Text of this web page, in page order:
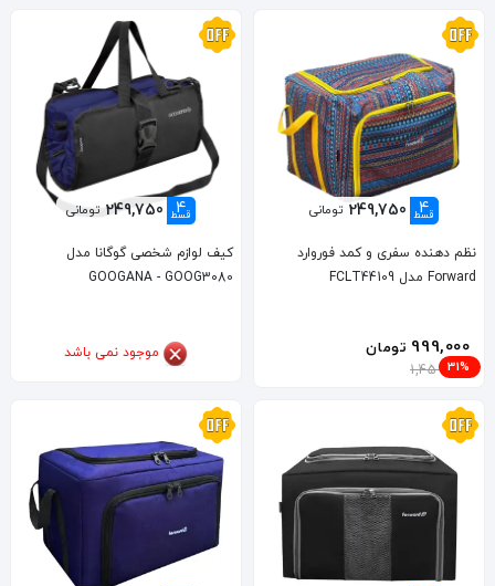
4
قسط 249,750 تومانی
نظم دهنده سفری و کمد فوروارد
Forward مدل FCLT44109
999,000 تومان
1,459,000
31%
4
قسط 249,750 تومانی
کیف لوازم شخصی گوگانا مدل
GOOGANA - GOOG3080
موجود نمی باشد